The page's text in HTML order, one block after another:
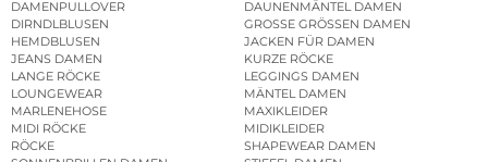
DAMENPULLOVER
DAUNENMÄNTEL DAMEN
DIRNDLBLUSEN
GROSSE GRÖSSEN DAMEN
HEMDBLUSEN
JACKEN FÜR DAMEN
JEANS DAMEN
KURZE RÖCKE
LANGE RÖCKE
LEGGINGS DAMEN
LOUNGEWEAR
MÄNTEL DAMEN
MARLENEHOSE
MAXIKLEIDER
MIDI RÖCKE
MIDIKLEIDER
RÖCKE
SHAPEWEAR DAMEN